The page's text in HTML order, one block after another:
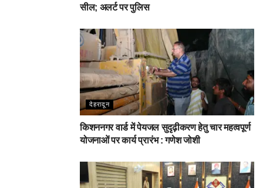
सील; अलर्ट पर पुलिस
देहरादून
किशननगर वार्ड में पेयजल सुदृढ़ीकरण हेतु चार महत्वपूर्ण
योजनाओं पर कार्य प्रारंभ : गणेश जोशी